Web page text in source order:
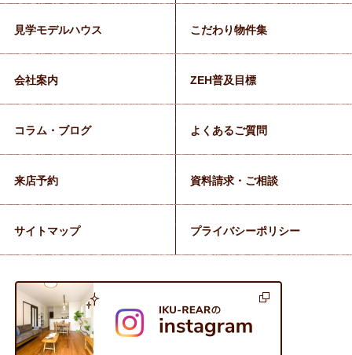
見学モデルハウス こだわり物件集
会社案内 ZEH普及目標
コラム・ブログ よくあるご質問
来店予約 資料請求・ご相談
サイトマップ プライバシーポリシー